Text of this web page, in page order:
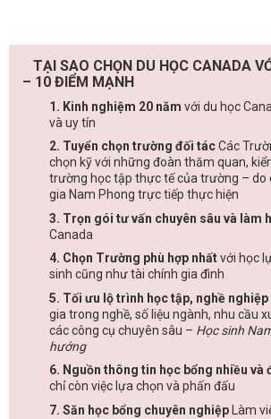
TẠI SAO CHỌN DU HỌC CANADA
– 10 ĐIỂM MẠNH
1. Kinh nghiệm 20 năm với du học
và uy tín
2. Tuyển chọn trường đối tácCác
chọn kỹ với những đoàn thăm quan,
trường học tập thực tế của trường – do
gia Nam Phong trực tiếp thực hiện
3. Trọn gói tư vấn chuyên sâu và làm
Canada
4. Chọn Trường phù hợp nhấtvới học
sinh cũng như tài chính gia đình
5. Tối ưu lộ trình học tập, nghề nghiệp
gia trong nghề, số liệu ngành, nhu cầu
các công cụ chuyên sâu – Học sinh
hướng
6. Nguồn thông tin học bổng nhiều và
chỉ còn việc lựa chọn và phấn đấu
7. Săn học bổng chuyên nghiệpLàm